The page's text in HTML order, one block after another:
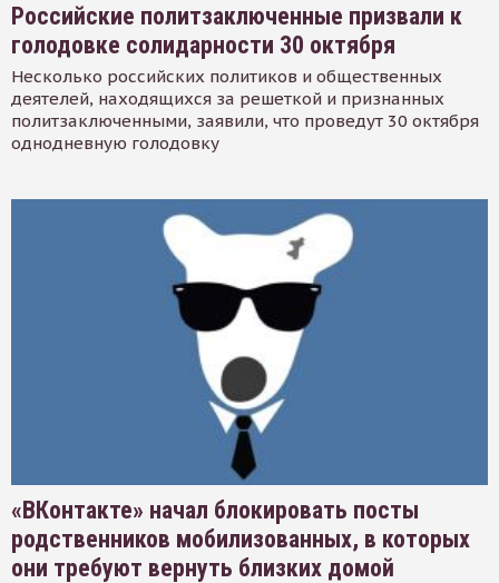
Российские политзаключенные призвали к
голодовке солидарности 30 октября
Несколько российских политиков и общественных
деятелей, находящихся за решеткой и признанных
политзаключенными, заявили, что проведут 30 октября
однодневную голодовку
«ВКонтакте» начал блокировать посты
родственников мобилизованных, в которых
они требуют вернуть близких домой